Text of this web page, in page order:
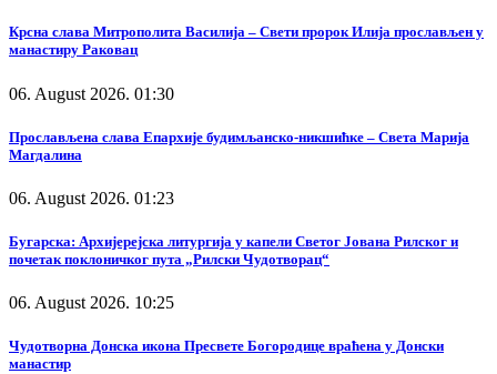
Крсна слава Митрополита Василија – Свети пророк Илија прослављен у
манастиру Раковац
06. August 2026. 01:30
Прослављена слава Епархије будимљанско-никшићке – Света Марија
Магдалина
06. August 2026. 01:23
Бугарска: Архијерејска литургија у капели Светог Јована Рилског и
почетак поклоничког пута „Рилски Чудотворац“
06. August 2026. 10:25
Чудотворна Донска икона Пресвете Богородице враћена у Донски
манастир